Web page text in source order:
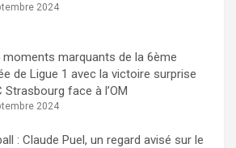
2024
moments marquants de la 6ème
de Ligue 1 avec la victoire surprise
Strasbourg face à l’OM
2024
: Claude Puel, un regard avisé sur le